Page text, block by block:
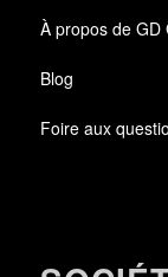
À propos de GD
Blog
Foire aux